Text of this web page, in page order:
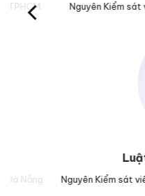
Nguyên Kiểm sát viên
Luật sư
Nguyên Kiểm sát viên của